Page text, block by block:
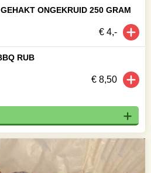
ONGEKRUID 250 GRAM
€ 4,-
RUB
€ 8,50